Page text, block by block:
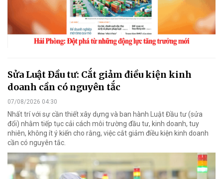
Sửa Luật Đầu tư: Cắt giảm điều kiện kinh
doanh cần có nguyên tắc
07/08/2026 04:30
Nhất trí với sự cần thiết xây dựng và ban hành Luật Đầu tư (sửa
đổi) nhằm tiếp tục cải cách môi trường đầu tư, kinh doanh, tuy
nhiên, không ít ý kiến cho rằng, việc cắt giảm điều kiện kinh doanh
cần có nguyên tắc.